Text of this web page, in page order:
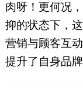
肉呀！更何况
抑的状态下，
营销与顾客互
提升了自身品牌